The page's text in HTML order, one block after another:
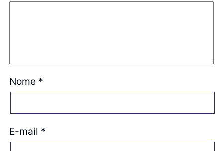
Nome *
E-mail *